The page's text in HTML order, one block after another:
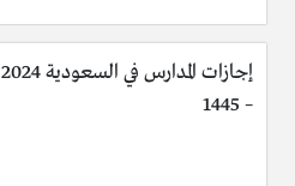
إجازات المدارس في السعودية 2024
– 1445